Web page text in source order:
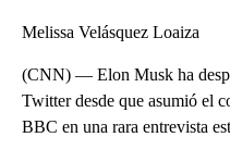
Melissa Velásquez Loaiza
(CNN) — Elon Musk ha
Twitter desde que asumió el
BBC en una rara entrevista